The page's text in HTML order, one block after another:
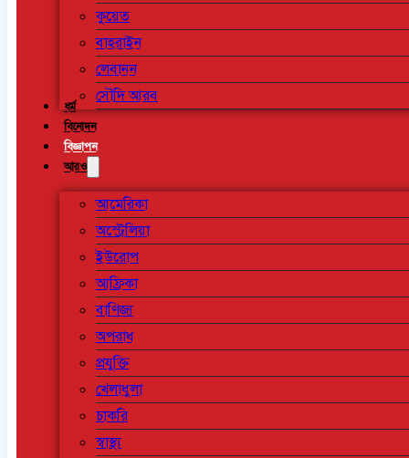
কুয়েত
বাহরাইন
লেবানন
সৌদি আরব
ধর্ম
বিনোদন
বিজ্ঞাপন
আরও
আমেরিকা
অস্ট্রেলিয়া
ইউরোপ
আফ্রিকা
বাণিজ্য
অপরাধ
প্রযুক্তি
খেলাধুলা
চাকরি
স্বাস্থ্য